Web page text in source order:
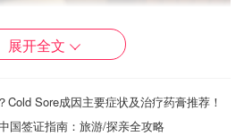
展开全文
Cold Sore成因主要症状及治疗药膏推荐！
国签证指南：旅游/探亲全攻略